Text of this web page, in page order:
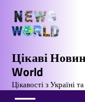
вмісту
Цікаві
World
Цікавості з Україні